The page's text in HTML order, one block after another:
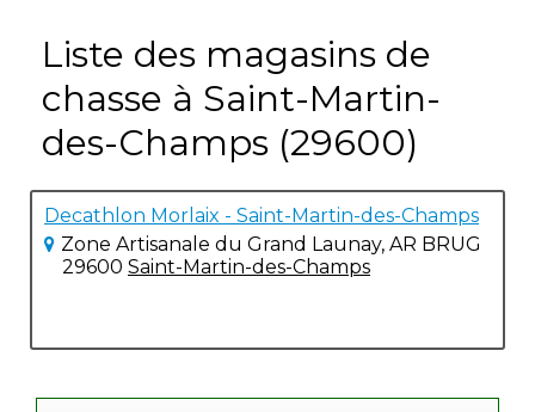
Liste des magasins de
chasse à Saint-Martin-
des-Champs (29600)
Decathlon Morlaix - Saint-Martin-des-Champs
Zone Artisanale du Grand Launay, AR BRUG
29600 Saint-Martin-des-Champs